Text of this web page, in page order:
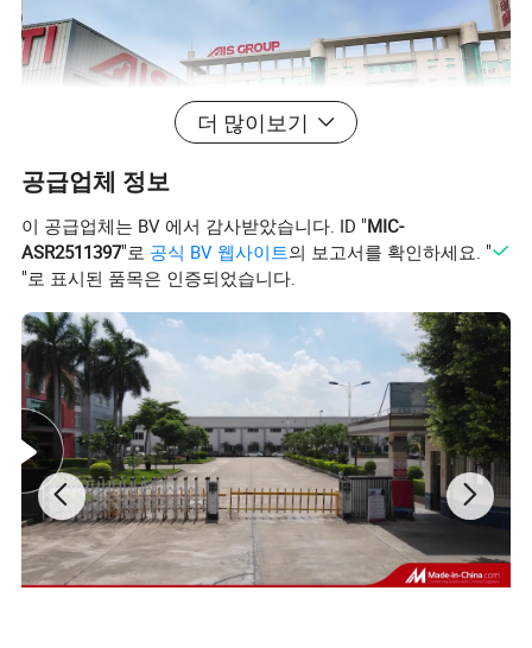
더 많이보기
공급업체 정보
이 공급업체는 BV 에서 감사받았습니다. ID "MIC-
ASR2511397"로 공식 BV 웹사이트의 보고서를 확인하세요. "
"로 표시된 품목은 인증되었습니다.